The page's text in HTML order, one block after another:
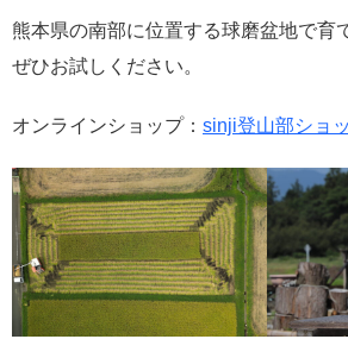
熊本県の南部に位置する球磨盆地で育
ぜひお試しください。
オンラインショップ： sinji登山部ショ